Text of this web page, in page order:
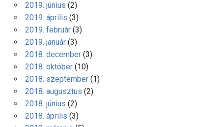
2019. június (2)
2019. április (3)
2019. február(3)
2019. január(3)
2018. december(3)
2018. október(10)
2018. szeptember(1)
2018. augusztus (2)
2018. június (2)
2018. április (3)